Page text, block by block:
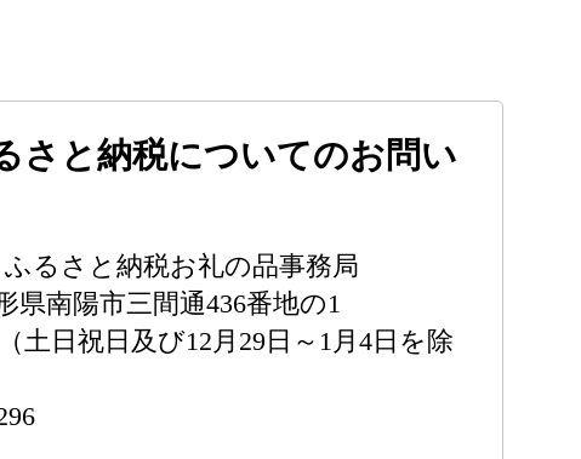
と納税についてのお問い
るさと納税お礼の品事務局
県南陽市三間通436番地の1
土日祝日及び12月29日～1月4日を除